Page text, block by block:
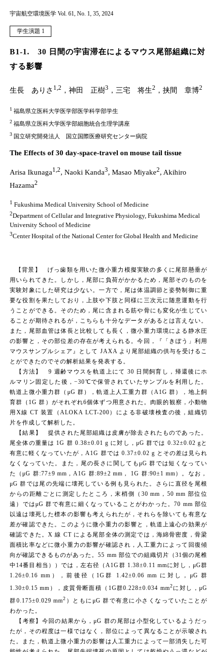
宇宙航空環境医学 Vol. 61, No. 1, 35, 2024
学生演題 1
B1-1. 30 日間の宇宙滞在によるマウス尾部組織に対
する影響
生長 ありさ 1,2 ，神田 正樹3 ，三宅 将生2 ，挟間 章博2
1 福島県立医科大学医学部医学科学部学生
2 福島県立医科大学医学部細胞統合生理学講座
3 国立研究開発法人 国立国際医療研究センター病院
The Effects of 30 day-space-travel on mouse tail tissue
Arisa Ikunaga1,2, Naoki Kanda3, Masao Miyake2, Akihiro
Hazama2
1 Fukushima Medical University School of Medicine
2Department of Cellular and Integrative Physiology, Fukushima Medical
University School of Medicine
3Center Hospital of the National Center for Global Health and Medicine
【背景】 げっ歯類を用いた微小重力模擬実験の多くに尾部懸垂が
用いられてきた。しかし，尾部に負荷がかかるため，尾部そのものを
実験対象にした研究は少ない。一方で，尾は体温調節と姿勢制御に重
要な役割を果たしており，上肢や下肢と同様に三次元に随意運動を行
うことができる。そのため，尾に含まれる筋や骨にも変化が生じてい
ることが期待されるが，こちらも十分なデータがあるとは言えない。
また，尾部血管は体長と比較しても長く，微小重力環境による静水圧
の影響と，その部位差の存在が考えられる。今回，『「きぼう」利用
マウスサンプルシェア』として JAXA より尾部組織の供与を受けるこ
とができたのでその解析結果を発表する。
【方法】 9 週齢マウスを軌道上にて 30 日間飼育し，帰還後にホ
ルマリン固定した後，−30℃で保管されていたサンプルを利用した。
軌道上微小重力群（μG 群），軌道上人工重力群（A1G 群），地上飼
育群（1G 群）がそれぞれ6個体ずつ用意された。肉眼的観察，小動物
用X線 CT 装置（ALOKA LCT-200）による非破壊検査の後，組織切
片を作成して解析した。
【結果】 提供された尾部組織は皮膚が除去されたものであった。
尾全体の重量は 1G 群 0.38±0.01 g に対し，μG 群では 0.32±0.02 gと
有意に軽くなっていたが，A1G 群では 0.37±0.02 g とその差は見られ
なくなっていた。また，尾の長さに関してもμG 群では短くなってい
た（μG 群:77±9 mm，A1G 群:89±2 mm， 1G 群:90±1 mm）。なお，
μG 群では尾の先端に壊死している例も見られた。さらに直径を尾根
からの距離ごとに測定したところ，末梢側（30 mm，50 mm 部位位
遠）ではμG 群で有意に細くなっていることがわかった。70 mm 部位
以遠は壊死した標本の影響も考えられたが，それらを除いても有意な
差が確認できた。このように微小重力の影響と，軌道上遠心の効果が
確認できた。X 線 CT による尾部全体の測定では，海綿骨密度，骨梁
面積比率などに微小重力の影響が確認され，人工重力によって回復傾
向が確認できるものがあった。55 mm 部位での組織切片（31個の尾椎
中14番目相当））では，左右径（A1G群 1.38±0.11 mmに対し，μG群
1.26±0.16 mm），前後径（1G群 1.42±0.06 mm に対し，μG 群
1.30±0.15 mm），皮質骨断面積（1G群0.228±0.034 mm2に対し，μG
群0.175±0.029 mm2 ）ともにμG 群で有意に小さくなっていたことが
わかった。
【考察】今回の結果から，μG 群の尾部は小型化しているようだっ
たが，その程度は一様ではなく，部位によって異なることが示唆され
た。また，軌道上微小重力の影響は人工重力によって一部消失した可